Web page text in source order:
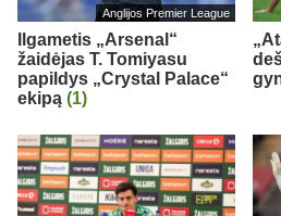
Anglijos Premier League
Ilgametis „Arsenal“
žaidėjas T. Tomiyasu
papildys „Crystal Palace“
ekipą (1)